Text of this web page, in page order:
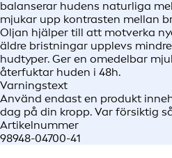
balanserar hudens naturliga
mjukar upp kontrasten mellan
Oljan hjälper till att motverka
äldre bristningar upplevs
hudtyper. Ger en omedelbar
återfuktar huden i 48h.
Varningstext
Använd endast en produkt
dag på din kropp. Var försiktig
Artikelnummer
98948-04700-41